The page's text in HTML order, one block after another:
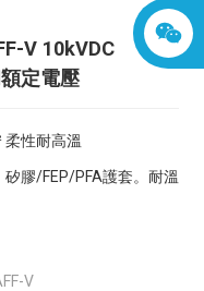
V 10kVDC
定電壓
柔性耐高溫
膠/FEP/PFA護套。耐溫
V